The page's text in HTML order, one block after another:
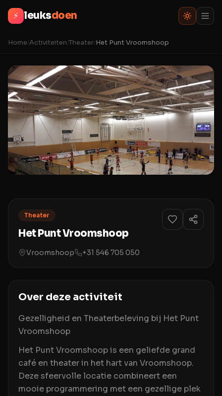
⚡ leuksdoen
Home/Activiteiten/Theater/Het Punt Vroomshoop
Theater
Het Punt Vroomshoop
Vroomshoop +31 546 705 050
Over deze activiteit
Gezelligheid en Theaterbeleving bij Het Punt
Vroomshoop
Het Punt Vroomshoop is een geliefde grand
café en theater in het hart van Vroomshoop.
Deze sfeervolle locatie combineert een
mooie programmering met een gezellige plek